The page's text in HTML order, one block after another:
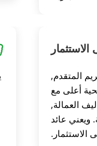
المتقدم,
أعلى مع
العمالة,
ويعني عائد
الاستثمار.